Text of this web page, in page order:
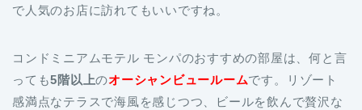
で人気のお店に訪れてもいいですね。
コンドミニアムモテル モンパのおすすめの部屋は、何と言
っても5階以上のオーシャンビュールームです。リゾート
感満点なテラスで海風を感じつつ、ビールを飲んで贅沢な